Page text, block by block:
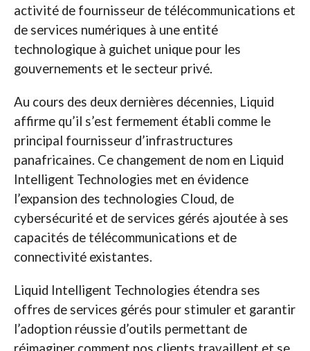
activité de fournisseur de télécommunications et
de services numériques à une entité
technologique à guichet unique pour les
gouvernements et le secteur privé.
Au cours des deux dernières décennies, Liquid
affirme qu’il s’est fermement établi comme le
principal fournisseur d’infrastructures
panafricaines. Ce changement de nom en Liquid
Intelligent Technologies met en évidence
l’expansion des technologies Cloud, de
cybersécurité et de services gérés ajoutée à ses
capacités de télécommunications et de
connectivité existantes.
Liquid Intelligent Technologies étendra ses
offres de services gérés pour stimuler et garantir
l’adoption réussie d’outils permettant de